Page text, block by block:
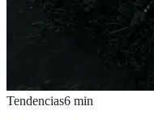
Tendencias6 min